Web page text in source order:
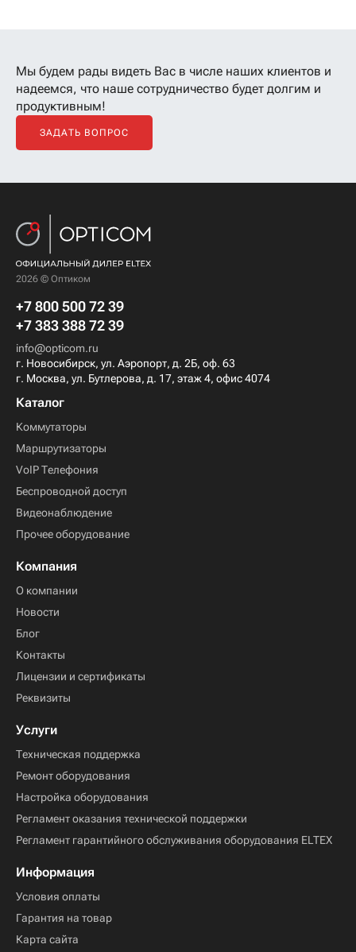
Мы будем рады видеть Вас в числе наших клиентов и
надеемся, что наше сотрудничество будет долгим и
продуктивным!
ЗАДАТЬ ВОПРОС
2026 © Оптиком
+7 800 500 72 39
+7 383 388 72 39
info@opticom.ru
г. Новосибирск, ул. Аэропорт, д. 2Б, оф. 63
г. Москва, ул. Бутлерова, д. 17, этаж 4, офис 4074
Каталог
Коммутаторы
Маршрутизаторы
VoIP Телефония
Беспроводной доступ
Видеонаблюдение
Прочее оборудование
Компания
О компании
Новости
Блог
Контакты
Лицензии и сертификаты
Реквизиты
Услуги
Техническая поддержка
Ремонт оборудования
Настройка оборудования
Регламент оказания технической поддержки
Регламент гарантийного обслуживания оборудования ELTEX
Информация
Условия оплаты
Гарантия на товар
Карта сайта